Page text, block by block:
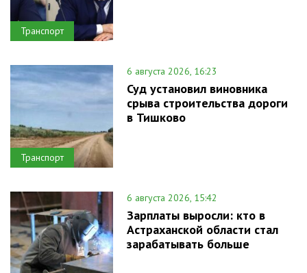
Транспорт
Транспорт
6 августа 2026, 16:23
Суд установил виновника
срыва строительства дороги
в Тишково
6 августа 2026, 15:42
Зарплаты выросли: кто в
Астраханской области стал
зарабатывать больше